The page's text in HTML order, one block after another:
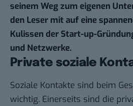
seinem Weg zum eigenen
den Leser mit auf eine
Kulissen der Start-up-
und Netzwerke.
Private soziale
Soziale Kontakte sind beim
wichtig. Einerseits sind die